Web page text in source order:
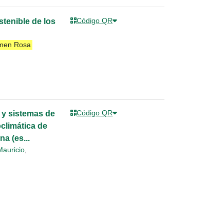
de los
Rosa
Código QR
sistemas de
de
(es...
Código QR